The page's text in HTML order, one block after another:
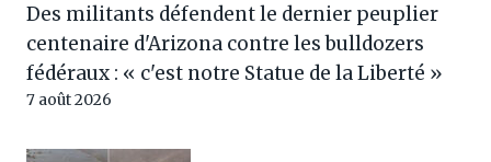
Des militants défendent le dernier peuplier
centenaire d'Arizona contre les bulldozers
fédéraux : « c'est notre Statue de la Liberté »
7 août 2026